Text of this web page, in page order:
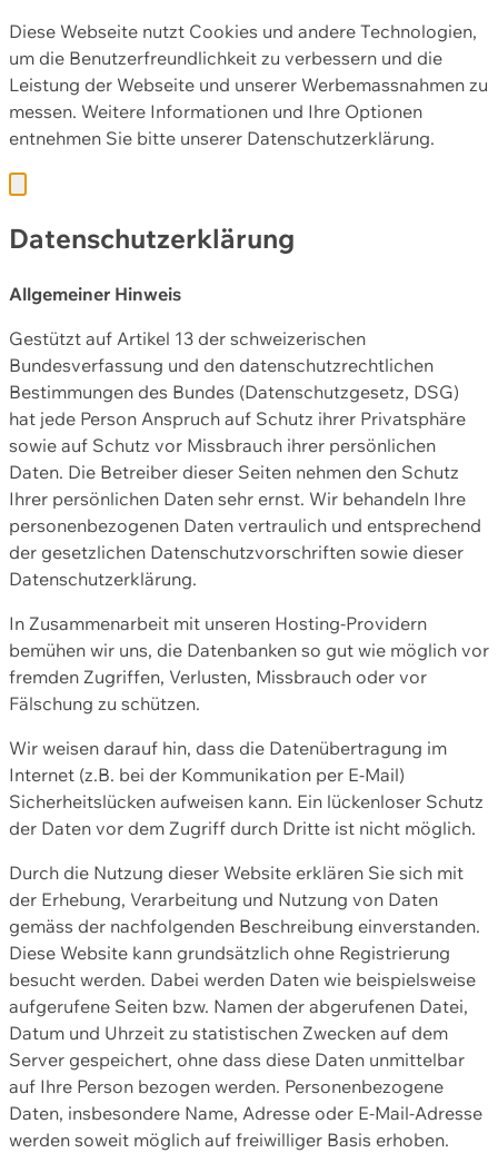
Diese Webseite nutzt Cookies und andere Technologien,
um die Benutzerfreundlichkeit zu verbessern und die
Leistung der Webseite und unserer Werbemassnahmen zu
messen. Weitere Informationen und Ihre Optionen
entnehmen Sie bitte unserer Datenschutzerklärung.
Datenschutzerklärung
Allgemeiner Hinweis
Gestützt auf Artikel 13 der schweizerischen
Bundesverfassung und den datenschutzrechtlichen
Bestimmungen des Bundes (Datenschutzgesetz, DSG)
hat jede Person Anspruch auf Schutz ihrer Privatsphäre
sowie auf Schutz vor Missbrauch ihrer persönlichen
Daten. Die Betreiber dieser Seiten nehmen den Schutz
Ihrer persönlichen Daten sehr ernst. Wir behandeln Ihre
personenbezogenen Daten vertraulich und entsprechend
der gesetzlichen Datenschutzvorschriften sowie dieser
Datenschutzerklärung.
In Zusammenarbeit mit unseren Hosting-Providern
bemühen wir uns, die Datenbanken so gut wie möglich vor
fremden Zugriffen, Verlusten, Missbrauch oder vor
Fälschung zu schützen.
Wir weisen darauf hin, dass die Datenübertragung im
Internet (z.B. bei der Kommunikation per E-Mail)
Sicherheitslücken aufweisen kann. Ein lückenloser Schutz
der Daten vor dem Zugriff durch Dritte ist nicht möglich.
Durch die Nutzung dieser Website erklären Sie sich mit
der Erhebung, Verarbeitung und Nutzung von Daten
gemäss der nachfolgenden Beschreibung einverstanden.
Diese Website kann grundsätzlich ohne Registrierung
besucht werden. Dabei werden Daten wie beispielsweise
aufgerufene Seiten bzw. Namen der abgerufenen Datei,
Datum und Uhrzeit zu statistischen Zwecken auf dem
Server gespeichert, ohne dass diese Daten unmittelbar
auf Ihre Person bezogen werden. Personenbezogene
Daten, insbesondere Name, Adresse oder E-Mail-Adresse
werden soweit möglich auf freiwilliger Basis erhoben.